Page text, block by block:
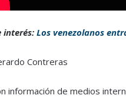
interés:Los venezolanos
Contreras
información de medios